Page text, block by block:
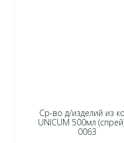
Ср-во д/изделий из
UNICUM 500мл
0063